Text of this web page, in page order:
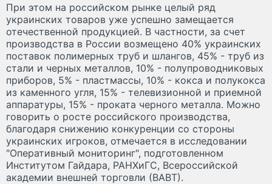
При этом на российском рынке целый ряд
украинских товаров уже успешно замещается
отечественной продукцией. В частности, за счет
производства в России возмещено 40% украинских
поставок полимерных труб и шлангов, 45% - труб из
стали и черных металлов, 10% - полупроводниковых
приборов, 5% - пластмассы, 10% - кокса и полукокса
из каменного угля, 15% - телевизионной и приемной
аппаратуры, 15% - проката черного металла. Можно
говорить о росте российского производства,
благодаря снижению конкуренции со стороны
украинских игроков, отмечается в исследовании
"Оперативный мониторинг", подготовленном
Институтом Гайдара, РАНХиГС, Всероссийской
академии внешней торговли (ВАВТ).